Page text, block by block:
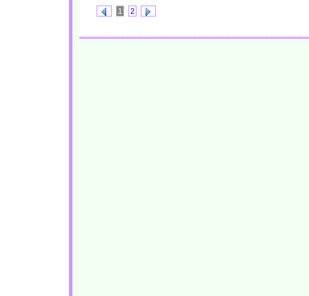
1 2